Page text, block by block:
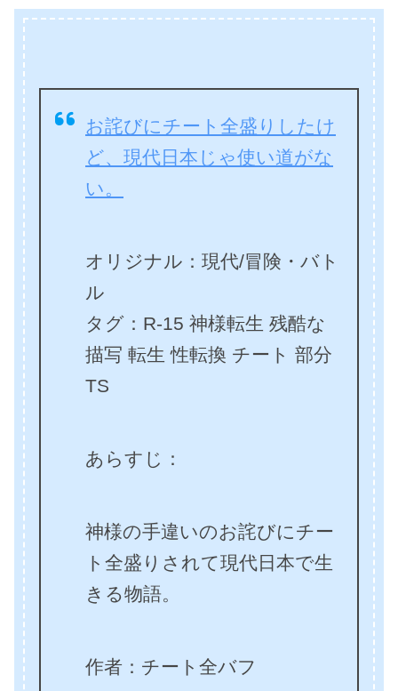
お詫びにチート全盛りしたけ
ど、現代日本じゃ使い道がな
い。
オリジナル：現代/冒険・バト
ル
タグ：R-15 神様転生 残酷な
描写 転生 性転換 チート 部分
TS
あらすじ：
神様の手違いのお詫びにチー
ト全盛りされて現代日本で生
きる物語。
作者：チート全バフ